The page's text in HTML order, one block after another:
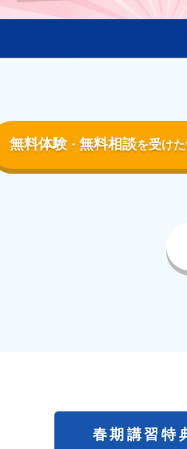
無料体験 ・無料相談を受け
春期講習特